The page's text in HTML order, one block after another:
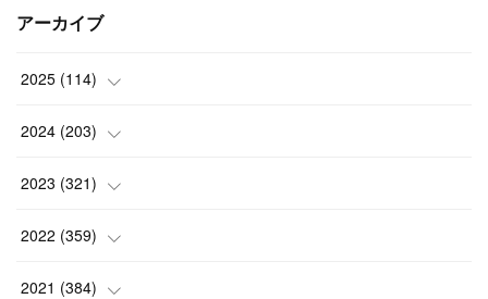
アーカイブ
2025 (114)
(1)
(8)
(6)
(9 )
2024 (203)
(24)
(10)
(18)
2023 (321)
(25)
(17)
2022 (359)
(42)
2021 (384)